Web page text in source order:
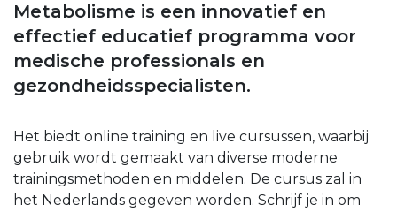
Metabolisme is een innovatief en
effectief educatief programma voor
medische professionals en
gezondheidsspecialisten.
Het biedt online training en live cursussen, waarbij
gebruik wordt gemaakt van diverse moderne
trainingsmethoden en middelen. De cursus zal in
het Nederlands gegeven worden. Schrijf je in om